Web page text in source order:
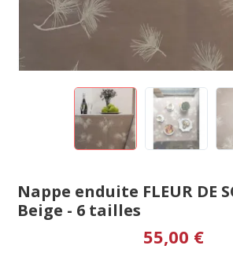
Nappe enduite FLEUR DE
Beige - 6 tailles
55,00 €